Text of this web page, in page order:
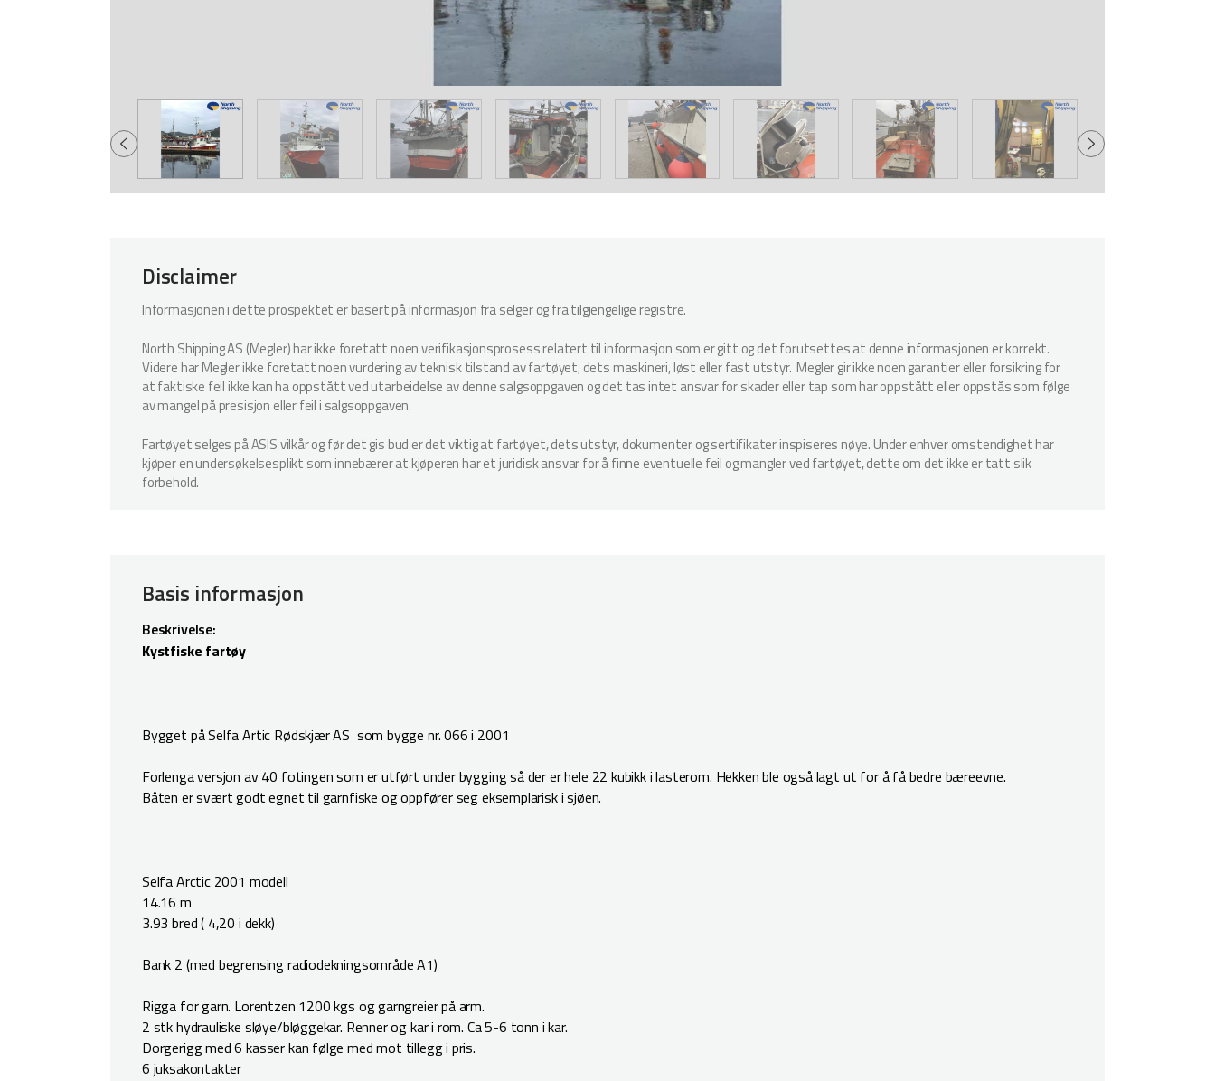
Disclaimer
Informasjonen i dette prospektet er basert på informasjon fra selger og fra tilgjengelige registre.
North Shipping AS (Megler) har ikke foretatt noen verifikasjonsprosess relatert til informasjon som er gitt og det forutsettes at denne informasjonen er korrekt.
Videre har Megler ikke foretatt noen vurdering av teknisk tilstand av fartøyet, dets maskineri, løst eller fast utstyr. Megler gir ikke noen garantier eller forsikring for
at faktiske feil ikke kan ha oppstått ved utarbeidelse av denne salgsoppgaven og det tas intet ansvar for skader eller tap som har oppstått eller oppstås som følge
av mangel på presisjon eller feil i salgsoppgaven.
Fartøyet selges på ASIS vilkår og før det gis bud er det viktig at fartøyet, dets utstyr, dokumenter og sertifikater inspiseres nøye. Under enhver omstendighet har
kjøper en undersøkelsesplikt som innebærer at kjøperen har et juridisk ansvar for å finne eventuelle feil og mangler ved fartøyet, dette om det ikke er tatt slik
forbehold.
Basis informasjon
Beskrivelse:
Kystfiske fartøy
Bygget på Selfa Artic Rødskjær AS som bygge nr. 066 i 2001
Forlenga versjon av 40 fotingen som er utført under bygging så der er hele 22 kubikk i lasterom. Hekken ble også lagt ut for å få bedre bæreevne.
Båten er svært godt egnet til garnfiske og oppfører seg eksemplarisk i sjøen.
Selfa Arctic 2001 modell
14.16 m
3.93 bred ( 4,20 i dekk)
Bank 2 (med begrensing radiodekningsområde A1)
Rigga for garn. Lorentzen 1200 kgs og garngreier på arm.
2 stk hydrauliske sløye/bløggekar. Renner og kar i rom. Ca 5-6 tonn i kar.
Dorgerigg med 6 kasser kan følge med mot tillegg i pris.
6 juksakontakter